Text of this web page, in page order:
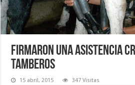
Firmaron una asistencia
tamberos
15 abril, 2015 347 Visitas